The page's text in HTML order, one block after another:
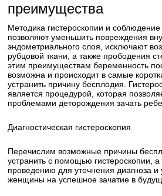
преимущества
Методика гистероскопии и
позволяют уменьшить повреждения
эндометриального слоя, исключают
рубцовой ткани, а также прободения
этим преимуществам беременность
возможна и происходит в самые
устранить причину бесплодия.
является процедурой, которая
проблемами деторождения зачать
Диагностическая гистероскопия
Перечислим возможные причины
устранить с помощью гистероскопии, а
проведению для уточнения диагноза
женщины на успешное зачатие в